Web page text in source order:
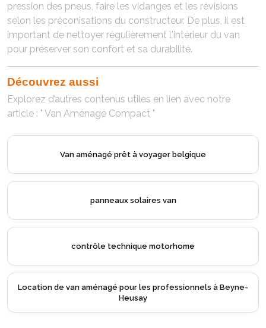
pression des pneus, faire les vidanges et les révisions
selon les préconisations du constructeur. De plus, il est
important de nettoyer régulièrement l'intérieur du van
pour préserver son confort et sa durabilité.
Découvrez aussi
Explorez d’autres contenus utiles en lien avec notre
article : " Van Aménagé Compact "
aménagé prêt à voyager belgique
panneaux solaires van
contrôle technique motorhome
aménagé pour les professionnels à Beyne-
Location de
Location de